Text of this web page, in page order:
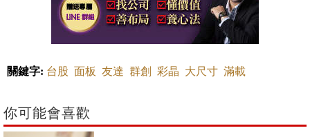
關鍵字: 台股 面板 友達 群創 彩晶 大尺寸 滿載
你可能會喜歡